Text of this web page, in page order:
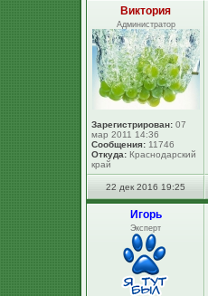
Виктория
Администратор
Зарегистрирован: 07
мар 2011 14:36
Сообщения: 11746
Откуда: Краснодарский
край
22 дек 2016 19:25
Игорь
Эксперт